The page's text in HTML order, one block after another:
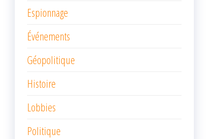
Espionnage
Événements
Géopolitique
Histoire
Lobbies
Politique